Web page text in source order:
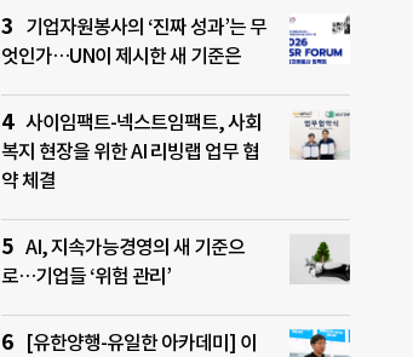
기업자원봉사의 ‘진짜 성과’는 무
엇인가…UN이 제시한 새 기준은
사이임팩트-넥스트임팩트, 사회
복지 현장을 위한 AI 리빙랩 업무 협
약 체결
AI, 지속가능경영의 새 기준으
로…기업들 ‘위험 관리’
[유한양행-유일한 아카데미] 이